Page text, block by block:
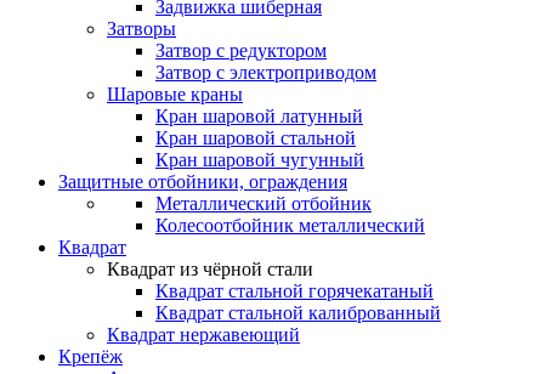
Задвижка шиберная
Затворы
Затвор с редуктором
Затвор с электроприводом
Шаровые краны
Кран шаровой латунный
Кран шаровой стальной
Кран шаровой чугунный
Защитные отбойники, ограждения
Металлический отбойник
Колесоотбойник металлический
Квадрат
Квадрат из чёрной стали
Квадрат стальной горячекатаный
Квадрат стальной калиброванный
Квадрат нержавеющий
Крепёж